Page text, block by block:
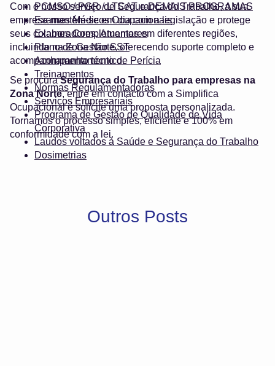
PCMSO / PGR / LTCAT e DEMAIS PROGRAMAS
Exames Médicos Ocupacionais
Exames Complementares
Plano de Gestão SST
Acompanhamento de Perícia
Treinamentos
Normas Regulamentadoras
Serviços Empresariais
Programa de Gestão de Qualidade de Vida
Corporativa
Laudos voltados à Saúde e Segurança do Trabalho
Dosimetrias
Com o nosso serviço de Segurança do Trabalho, a sua
empresa mantém-se em dia com a legislação e protege
seus colaboradores. Atuamos em diferentes regiões,
incluindo na Zona Norte, oferecendo suporte completo e
acompanhamento técnico.
Se procuraSegurança do Trabalho para empresas na
Zona Norte, entre em contacto com a Simplifica
Ocupacional e solicite uma proposta personalizada.
Tornamos o processo simples, eficiente e 100% em
conformidade com a lei.
Outros Posts